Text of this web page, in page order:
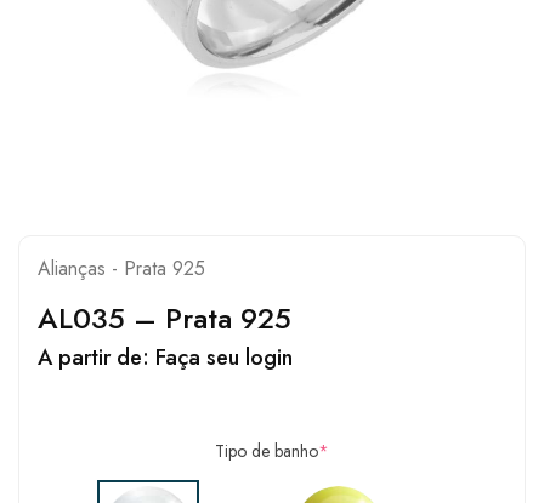
Alianças - Prata 925
AL035 – Prata 925
A partir de: Faça seu login
Tipo de banho*